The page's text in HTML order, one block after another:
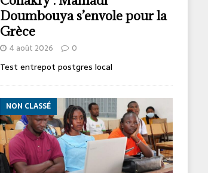
Doumbouya s’envole pour la
Grèce
4 août 2026 0
Test entrepot postgres local
NON CLASSÉ